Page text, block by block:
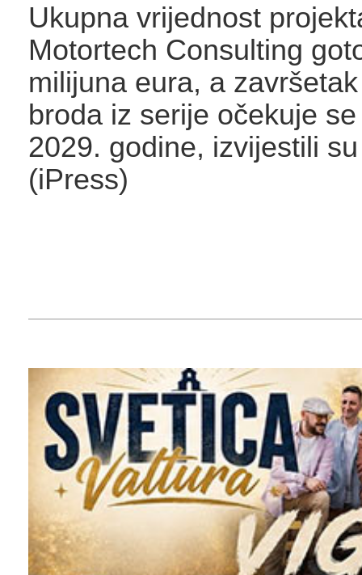
Ukupna vrijednost
Motortech Consulting
milijuna eura, a
broda iz serije očekuje
2029. godine, izvijestili
(iPress)